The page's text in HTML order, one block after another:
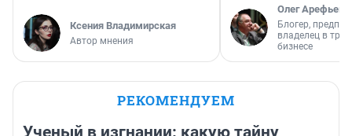
Ксения Владимирская
Автор мнения
Олег Арефьев
Блогер,
владелец в
бизнесе
РЕКОМЕНДУЕМ
Ученый в изгнании: какую тайну